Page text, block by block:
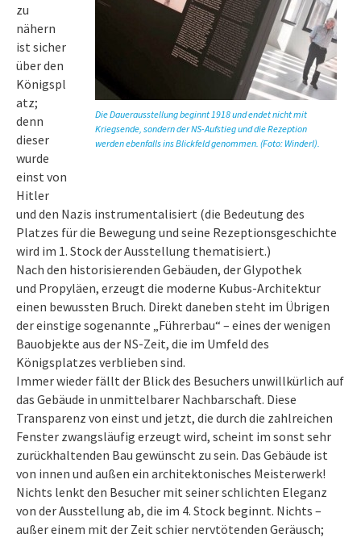
Die Dauerausstellung beginnt 1918 und endet nicht mit
Kriegsende, sondern der NS-Aufstieg und die Rezeption
werden ebenfalls ins Blickfeld genommen. (Foto: Winderl).
zu
nähern
ist sicher
über den
Königspl
atz;
denn
dieser
wurde
einst von
Hitler
und den Nazis instrumentalisiert (die Bedeutung des
Platzes für die Bewegung und seine Rezeptionsgeschichte
wird im 1. Stock der Ausstellung thematisiert.)
Nach den historisierenden Gebäuden, der Glypothek
und Propyläen, erzeugt die moderne Kubus-Architektur
einen bewussten Bruch. Direkt daneben steht im Übrigen
der einstige sogenannte „Führerbau“ – eines der wenigen
Bauobjekte aus der NS-Zeit, die im Umfeld des
Königsplatzes verblieben sind.
Immer wieder fällt der Blick des Besuchers unwillkürlich auf
das Gebäude in unmittelbarer Nachbarschaft. Diese
Transparenz von einst und jetzt, die durch die zahlreichen
Fenster zwangsläufig erzeugt wird, scheint im sonst sehr
zurückhaltenden Bau gewünscht zu sein. Das Gebäude ist
von innen und außen ein architektonisches Meisterwerk!
Nichts lenkt den Besucher mit seiner schlichten Eleganz
von der Ausstellung ab, die im 4. Stock beginnt. Nichts –
außer einem mit der Zeit schier nervtötenden Geräusch;